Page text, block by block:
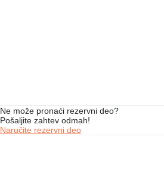
Ne može pronaći rezervni dеo?
Pošaljite zahtev odmah!
Naručite rezervni dеo